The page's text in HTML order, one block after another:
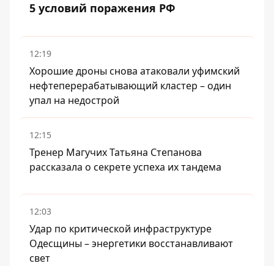
5 условий поражения РФ
12:19
Хорошие дроны снова атаковали уфимский
нефтеперерабатывающий кластер – один
упал на недострой
12:15
Тренер Магучих Татьяна Степанова
рассказала о секрете успеха их тандема
12:03
Удар по критической инфраструктуре
Одесщины – энергетики восстанавливают
свет